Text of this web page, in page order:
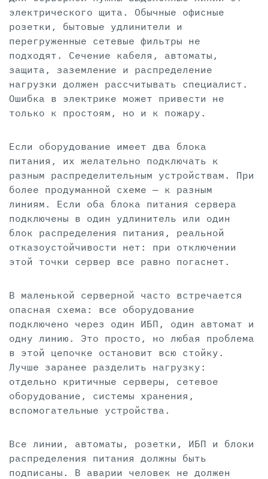
электрического щита. Обычные офисные
розетки, бытовые удлинители и
перегруженные сетевые фильтры не
подходят. Сечение кабеля, автоматы,
защита, заземление и распределение
нагрузки должен рассчитывать специалист.
Ошибка в электрике может привести не
только к простоям, но и к пожару.
Если оборудование имеет два блока
питания, их желательно подключать к
разным распределительным устройствам. При
более продуманной схеме — к разным
линиям. Если оба блока питания сервера
подключены в один удлинитель или один
блок распределения питания, реальной
отказоустойчивости нет: при отключении
этой точки сервер все равно погаснет.
В маленькой серверной часто встречается
опасная схема: все оборудование
подключено через один ИБП, один автомат и
одну линию. Это просто, но любая проблема
в этой цепочке остановит всю стойку.
Лучше заранее разделить нагрузку:
отдельно критичные серверы, сетевое
оборудование, системы хранения,
вспомогательные устройства.
Все линии, автоматы, розетки, ИБП и блоки
распределения питания должны быть
подписаны. В аварии человек не должен